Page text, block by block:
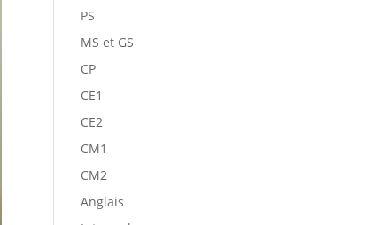
PS
MS et GS
CP
CE1
CE2
CM1
CM2
Anglais